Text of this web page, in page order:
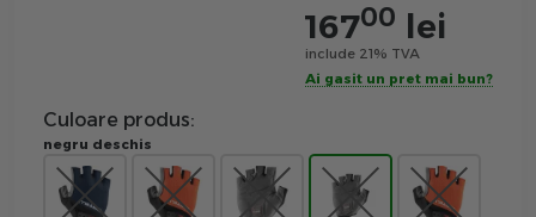
16700 lei
include 21% TVA
Ai gasit un pret mai bun?
Culoare produs:
negru deschis